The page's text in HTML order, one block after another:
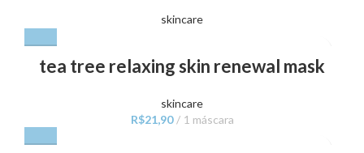
skincare
tea tree relaxing skin renewal mask
skincare
R$21,90 1 máscara